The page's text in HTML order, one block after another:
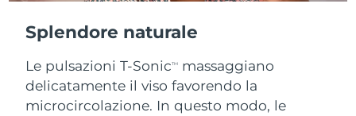
Splendore naturale
Le pulsazioni T-SonicTM
massaggiano
delicatamente il viso favorendo la
microcircolazione. In questo modo, le